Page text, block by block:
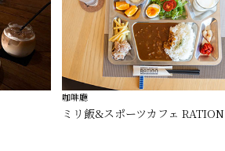
咖啡廳
ミリ飯&スポーツカフェ RATION